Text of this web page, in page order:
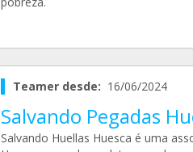
Teamer desde: 16/06/2024
Salvando Pegadas
Salvando Huellas Huesca é uma